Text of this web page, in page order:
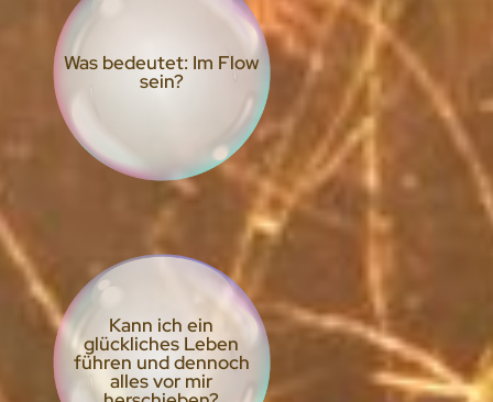
Was bedeutet: Im Flow
sein?
Kann ich ein
glückliches Leben
führen und dennoch
alles vor mir